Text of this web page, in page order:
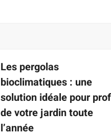
Les pergolas
bioclimatiques : une
solution idéale pour
de votre jardin toute
l’année